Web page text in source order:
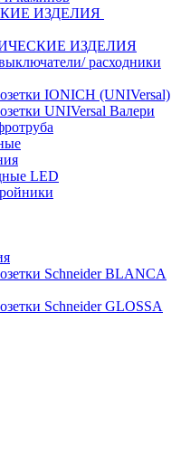
ИЗДЕЛИЯ
ИЗДЕЛИЯ
расходники
IONICH (UNIVersal)
UNIVersal Валери
LED
Schneider BLANCA
Schneider GLOSSA